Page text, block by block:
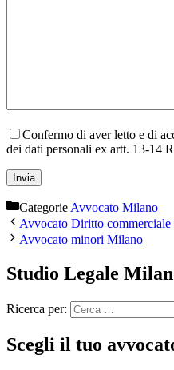
Confermo di aver letto e di
dei dati personali ex artt. 13-14
Categorie Avvocato Milano
Avvocato Diritto
Avvocato minori Milano
Studio Legale
Ricerca per:
Scegli il tuo